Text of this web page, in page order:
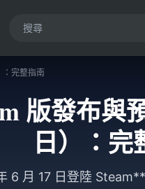
：完整指南
版發布與
日）：完
6 月 17 日登陸